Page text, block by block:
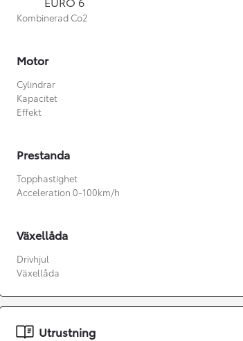
Från 360 900 kr
Från 3 548 kr/mån
Kombinerad Co2
Motor
Cylindrar
Kapacitet
Effekt
Prestanda
Topphastighet
Acceleration 0-100km/h
Växellåda
Drivhjul
Växellåda
Utrustning